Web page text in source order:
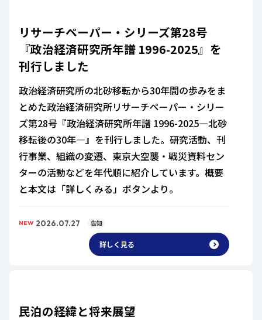
リサーチペーパー・シリーズ第28号
『政治経済研究所年譜 1996-2025』を
刊行しました
政治経済研究所の北砂移転から30年間の歩みをま
とめた政治経済研究所リサーチペーパー・シリー
ズ第28号『政治経済研究所年譜 1996-2025―北砂
移転後の30年―』を刊行しました。研究活動、刊
行事業、組織の変遷、東京大空襲・戦災資料セン
ターの活動などを年代順に紹介しています。概要
と本文は「詳しくみる」ボタンより。
NEW 2026.07.27 告知
詳しく見る
民泊の経緯と将来展望